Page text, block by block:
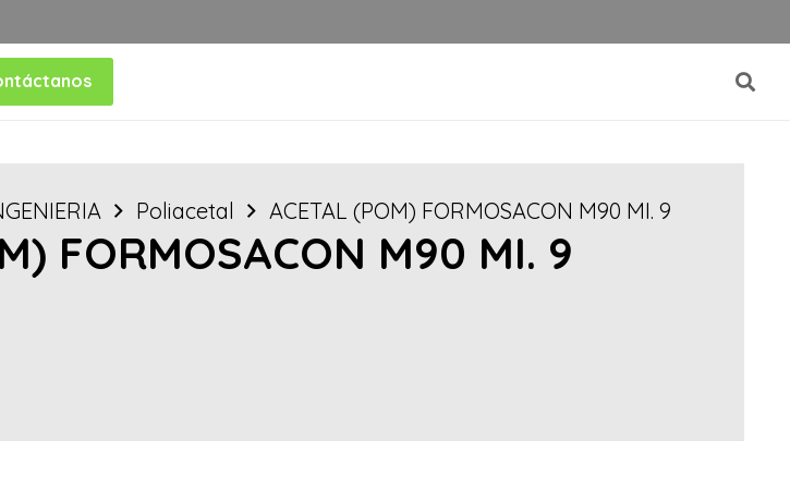
Poliacetal ACETAL (POM) FORMOSACON M90 MI. 9
FORMOSACON M90 MI. 9